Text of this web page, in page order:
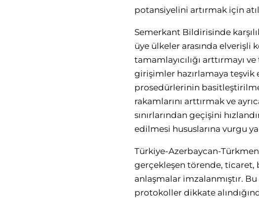
potansiyelini artırmak için
Semerkant Bildirisinde
üye ülkeler arasında elverişli
tamamlayıcılığı arttırmayı
girişimler hazırlamaya teşvik
prosedürlerinin
rakamlarını arttırmak ve
sınırlarından geçişini
edilmesi hususlarına vurgu
Türkiye-Azerbaycan-
gerçekleşen törende, ticaret,
anlaşmalar imzalanmıştır.
protokoller dikkate